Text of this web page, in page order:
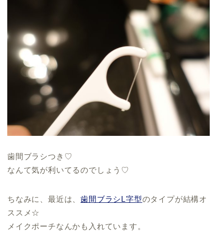
歯間ブラシつき♡
なんて気が利いてるのでしょう♡
ちなみに、最近は、歯間ブラシL字型のタイプが結構オ
ススメ☆
メイクポーチなんかも入れています。